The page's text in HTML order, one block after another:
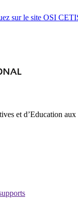
sur le site OSI
et d’Education